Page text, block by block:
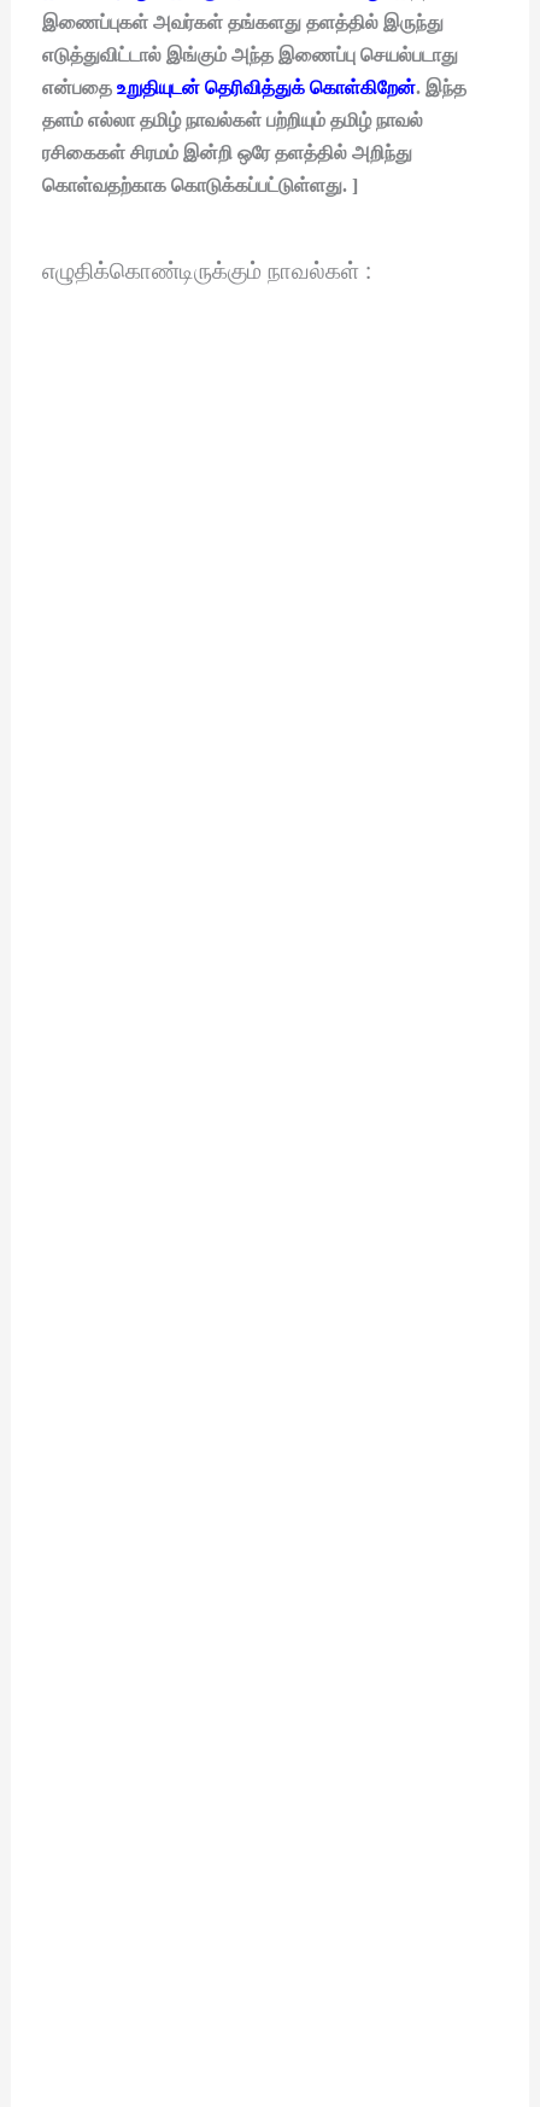
இணைப்புகள் அவர்கள் தங்களது தளத்தில் இருந்து
எடுத்துவிட்டால் இங்கும் அந்த இணைப்பு செயல்படாது
என்பதை உறுதியுடன் தெரிவித்துக் கொள்கிறேன். இந்த
தளம் எல்லா தமிழ் நாவல்கள் பற்றியும் தமிழ் நாவல்
ரசிகைகள் சிரமம் இன்றி ஒரே தளத்தில் அறிந்து
கொள்வதற்காக கொடுக்கப்பட்டுள்ளது. ]
எழுதிக்கொண்டிருக்கும் நாவல்கள் :